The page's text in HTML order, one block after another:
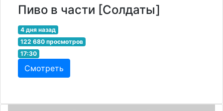
Пиво в части [Солдаты]
4 дня назад
122 680 просмотров
17:30
Смотреть